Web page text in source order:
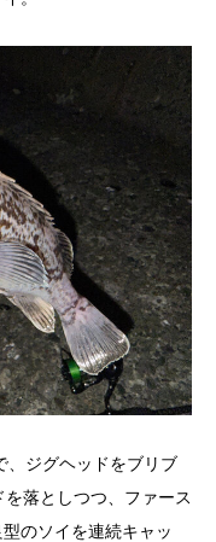
、ジグヘッドをブリブ
落としつつ、ファース
のソイを連続キャッ